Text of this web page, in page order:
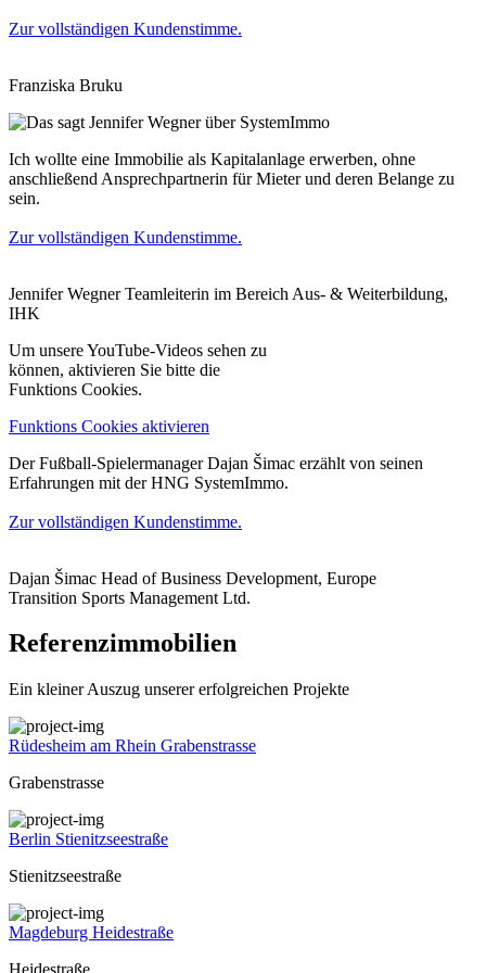
Zur vollständigen Kundenstimme.
Franziska Bruku
Ich wollte eine Immobilie als Kapitalanlage erwerben, ohne
anschließend Ansprechpartnerin für Mieter und deren Belange zu
sein.
Zur vollständigen Kundenstimme.
Jennifer WegnerTeamleiterin im Bereich Aus- & Weiterbildung,
IHK
Um unsere YouTube-Videos sehen zu
können, aktivieren Sie bitte die
Funktions Cookies.
Funktions Cookies aktivieren
Der Fußball-Spielermanager Dajan Šimac erzählt von seinen
Erfahrungen mit der HNG SystemImmo.
Zur vollständigen Kundenstimme.
Dajan Šimac Head of Business Development, Europe
Transition Sports Management Ltd.
Referenzimmobilien
Ein kleiner Auszug unserer erfolgreichen Projekte
Rüdesheim am Rhein Grabenstrasse
Grabenstrasse
Berlin Stienitzseestraße
Stienitzseestraße
Magdeburg Heidestraße